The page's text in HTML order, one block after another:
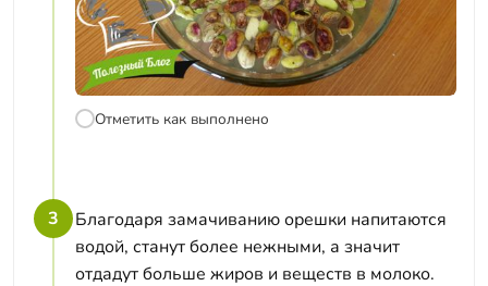
Отметить как выполнено
3
Благодаря замачиванию орешки напитаются
водой, станут более нежными, а значит
отдадут больше жиров и веществ в молоко.